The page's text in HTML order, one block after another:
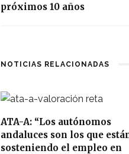
próximos 10 años
NOTICIAS RELACIONADAS
ATA-A: “Los autónomos
andaluces son los que
sosteniendo el empleo en